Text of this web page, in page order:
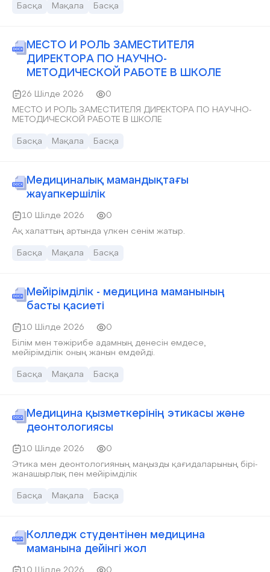
Басқа Мақала Басқа
МЕСТО И РОЛЬ ЗАМЕСТИТЕЛЯ
ДИРЕКТОРА ПО НАУЧНО-
МЕТОДИЧЕСКОЙ РАБОТЕ В ШКОЛЕ
26 Шілде 2026
0
МЕСТО И РОЛЬ ЗАМЕСТИТЕЛЯ ДИРЕКТОРА ПО НАУЧНО-
МЕТОДИЧЕСКОЙ РАБОТЕ В ШКОЛЕ
Басқа Мақала Басқа
Медициналық мамандықтағы
жауапкершілік
10 Шілде 2026
0
Ақ халаттың артында үлкен сенім жатыр.
Басқа Мақала Басқа
Мейірімділік - медицина маманының
басты қасиеті
10 Шілде 2026
0
Білім мен тәжірибе адамның денесін емдесе,
мейірімділік оның жанын емдейді.
Басқа Мақала Басқа
Медицина қызметкерінің этикасы және
деонтологиясы
10 Шілде 2026
0
Этика мен деонтологияның маңызды қағидаларының бірі-
жанашырлық пен мейірімділік
Басқа Мақала Басқа
Колледж студентінен медицина
маманына дейінгі жол
10 Шілде 2026 0